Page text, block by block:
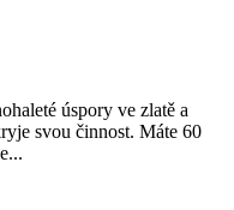
úspory ve zlatě a
svou činnost. Máte 60